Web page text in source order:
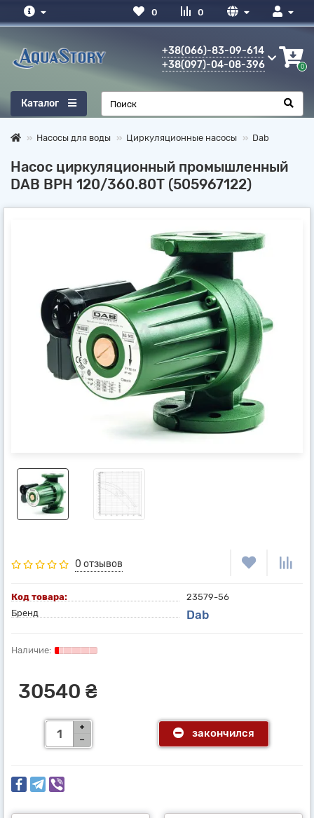
0
0
+38(066)-83-09-614
+38(097)-04-08-396
0
Каталог
Насосы для воды Циркуляционные насосы Dab
Насос циркуляционный промышленный
DAB ВРН 120/360.80Т (505967122)
0 отзывов
Код товара:
23579-56
Бренд
Dab
30540 ₴
закончился